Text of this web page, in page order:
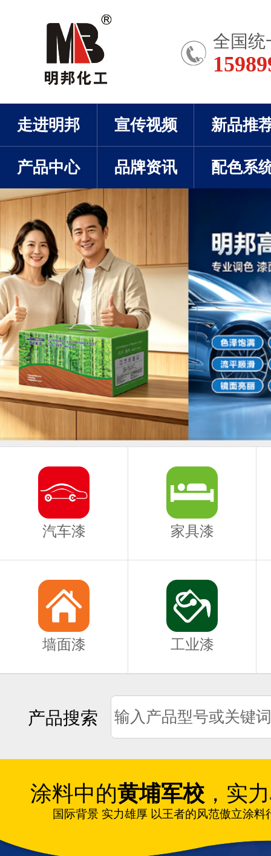
全国统
走进明邦 宣传视频 新品推
产品中心 品牌资讯 配色系
汽车漆 家具漆
墙面漆 工业漆
产品搜索
涂料中的黄埔军校 ，实力
国际背景 实力雄厚 以王者的风范傲立涂料